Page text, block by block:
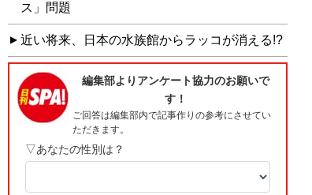
ス」問題
近い将来、日本の水族館からラッコが消える!?